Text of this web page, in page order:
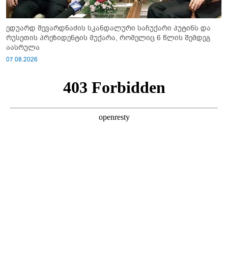
ედუარდ შევარდნაძის სკანდალური საჩუქარი პუტინს და
რუსეთის პრეზიდენტის მუქარა, რომელიც 6 წლის შემდეგ
აასრულა
07.08.2026